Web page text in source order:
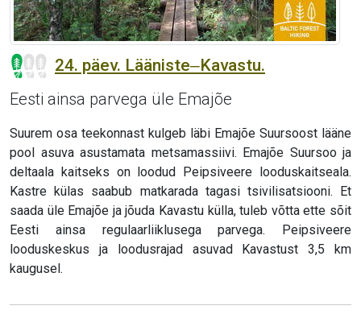
24. päev. Lääniste‒Kavastu.
Eesti ainsa parvega üle Emajõe
Suurem osa teekonnast kulgeb läbi Emajõe Suursoost lääne
pool asuva asustamata metsamassiivi. Emajõe Suursoo ja
deltaala kaitseks on loodud Peipsiveere looduskaitseala.
Kastre külas saabub matkarada tagasi tsivilisatsiooni. Et
saada üle Emajõe ja jõuda Kavastu külla, tuleb võtta ette sõit
Eesti ainsa regulaarliiklusega parvega. Peipsiveere
looduskeskus ja loodusrajad asuvad Kavastust 3,5 km
kaugusel.